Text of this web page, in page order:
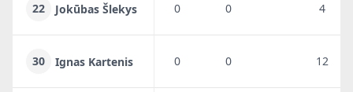
22 Jokūbas Šlekys 0 0 4
30 Ignas Kartenis 0 0 12